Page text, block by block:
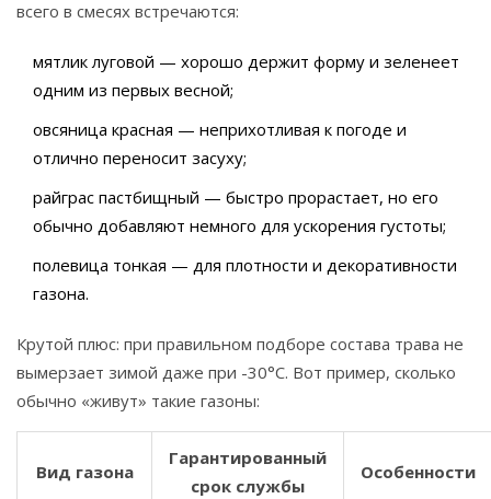
всего в смесях встречаются:
мятлик луговой — хорошо держит форму и зеленеет
одним из первых весной;
овсяница красная — неприхотливая к погоде и
отлично переносит засуху;
райграс пастбищный — быстро прорастает, но его
обычно добавляют немного для ускорения густоты;
полевица тонкая — для плотности и декоративности
газона.
Крутой плюс: при правильном подборе состава трава не
вымерзает зимой даже при -30°C. Вот пример, сколько
обычно «живут» такие газоны:
Вид газона
Гарантированный
срок службы
Особенности